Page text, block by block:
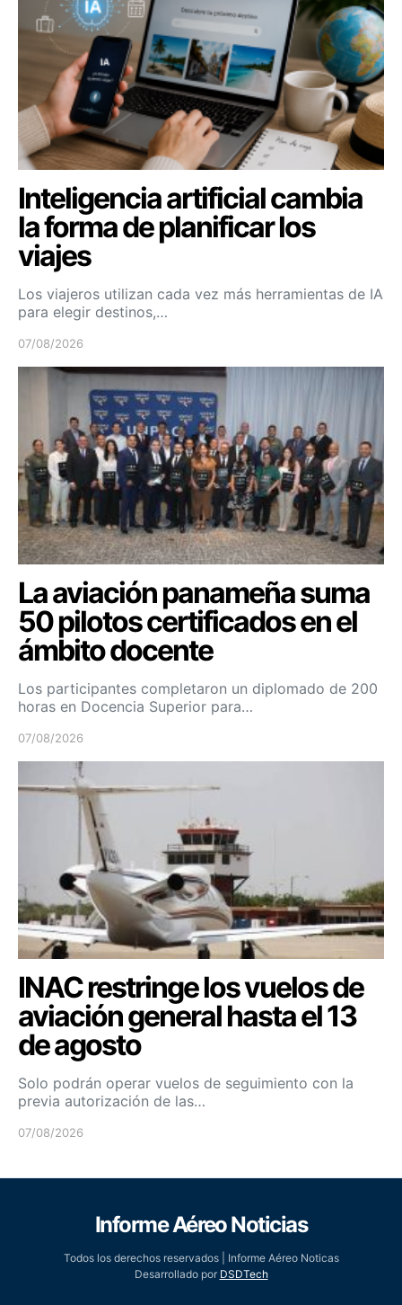
Inteligencia artificial cambia
la forma de planificar los
viajes
Los viajeros utilizan cada vez más herramientas de IA
para elegir destinos,…
07/08/2026
La aviación panameña suma
50 pilotos certificados en el
ámbito docente
Los participantes completaron un diplomado de 200
horas en Docencia Superior para…
07/08/2026
INAC restringe los vuelos de
aviación general hasta el 13
de agosto
Solo podrán operar vuelos de seguimiento con la
previa autorización de las…
07/08/2026
Informe Aéreo Noticias
Todos los derechos reservados | Informe Aéreo Noticas
Desarrollado por DSDTech